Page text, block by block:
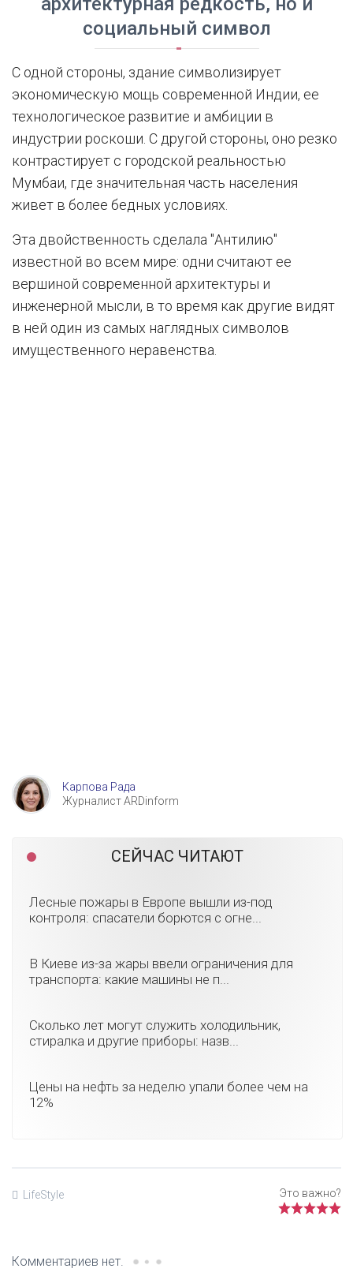
социальный символ
С одной стороны, здание символизирует
экономическую мощь современной Индии, ее
технологическое развитие и амбиции в
индустрии роскоши. С другой стороны, оно резко
контрастирует с городской реальностью
Мумбаи, где значительная часть населения
живет в более бедных условиях.
Эта двойственность сделала "Антилию"
известной во всем мире: одни считают ее
вершиной современной архитектуры и
инженерной мысли, в то время как другие видят
в ней один из самых наглядных символов
имущественного неравенства.
Карпова Рада
Журналист ARDinform
СЕЙЧАС ЧИТАЮТ
Лесные пожары в Европе вышли из-под
контроля: спасатели борются с огне...
В Киеве из-за жары ввели ограничения для
транспорта: какие машины не п...
Сколько лет могут служить холодильник,
стиралка и другие приборы: назв...
Цены на нефть за неделю упали более чем на
12%
LifeStyle
Комментариев нет.